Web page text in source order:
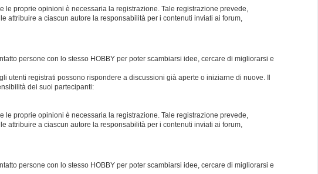
le proprie opinioni è necessaria la registrazione. Tale registrazione prevede,
attribuire a ciascun autore la responsabilità per i contenuti inviati ai forum,
persone con lo stesso HOBBY per poter scambiarsi idee, cercare di migliorarsi e
registrati possono rispondere a discussioni già aperte o iniziarne di nuove. Il
dei suoi partecipanti:
le proprie opinioni è necessaria la registrazione. Tale registrazione prevede,
attribuire a ciascun autore la responsabilità per i contenuti inviati ai forum,
persone con lo stesso HOBBY per poter scambiarsi idee, cercare di migliorarsi e